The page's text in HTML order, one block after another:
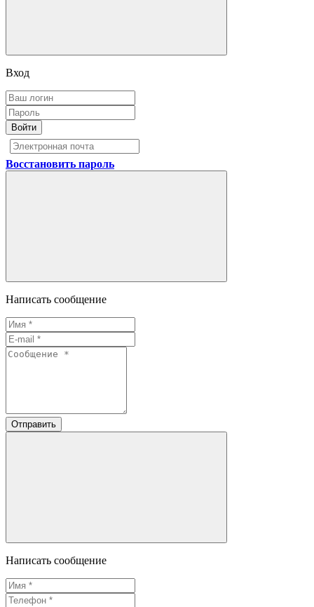
Вход
Войти
Восстановить пароль
Написать сообщение
Отправить
Написать сообщение